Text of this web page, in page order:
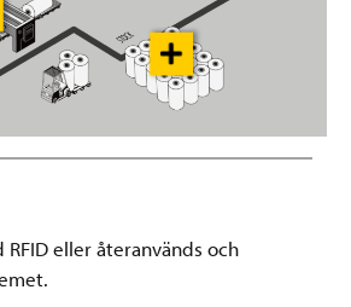
RFID eller återanvänds och